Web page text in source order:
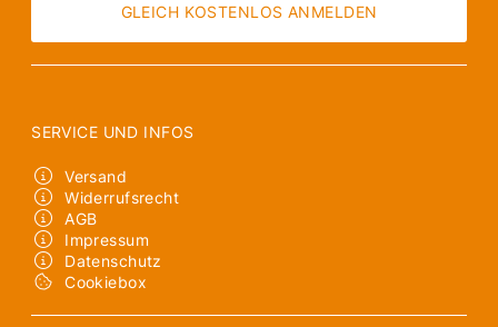
GLEICH KOSTENLOS ANMELDEN
SERVICE UND INFOS
Versand
Widerrufsrecht
AGB
Impressum
Datenschutz
Cookiebox